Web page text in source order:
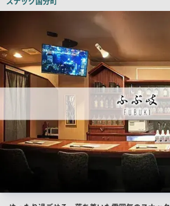
ピ
店
像